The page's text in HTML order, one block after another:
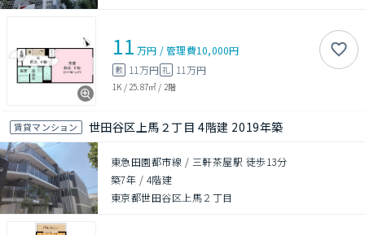
11 万円 /管理費10,000円
敷 11万円 礼 11万円
1K / 25.87㎡ / 2階
賃貸マンション 世田谷区上馬２丁目 4階建 2019年築
東急田園都市線 / 三軒茶屋駅 徒歩13分
築7年 / 4階建
東京都世田谷区上馬２丁目